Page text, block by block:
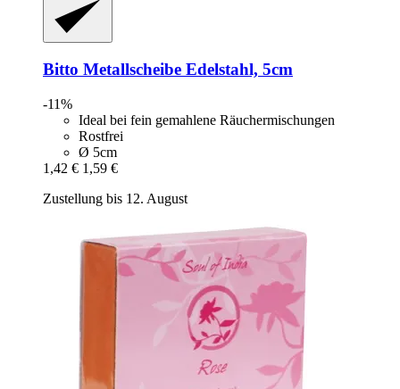
Bitto Metallscheibe Edelstahl, 5cm
-11%
Ideal bei fein gemahlene Räuchermischungen
Rostfrei
Ø 5cm
1,42 € 1,59 €
Zustellung bis 12. August